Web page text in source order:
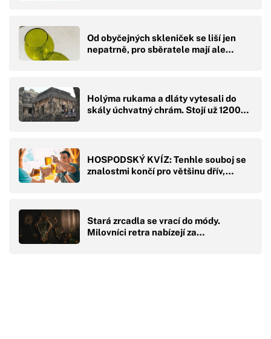
Od obyčejných skleniček se liší jen
nepatrně, pro sběratele mají ale…
Holýma rukama a dláty vytesali do
skály úchvatný chrám. Stojí už 1200…
HOSPODSKÝ KVÍZ: Tenhle souboj se
znalostmi končí pro většinu dřív,…
Stará zrcadla se vrací do módy.
Milovníci retra nabízejí za…